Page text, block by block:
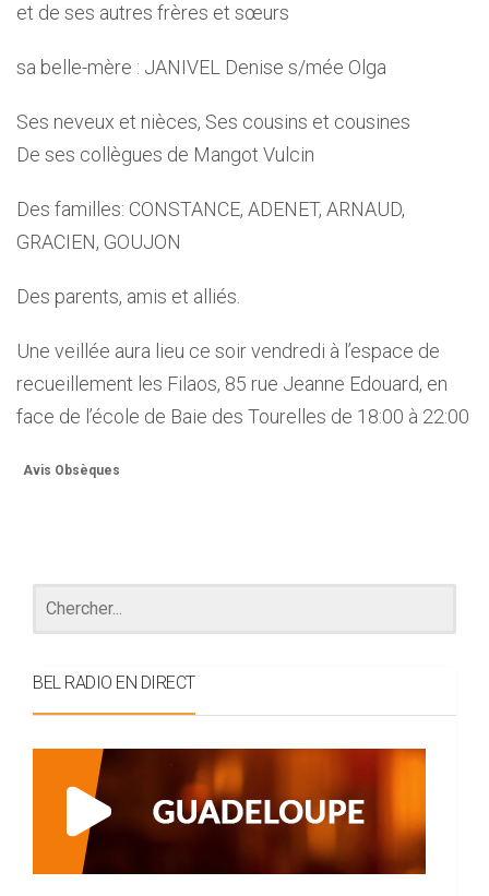
et de ses autres frères et sœurs
sa belle-mère : JANIVEL Denise s/mée Olga
Ses neveux et nièces, Ses cousins et cousines
De ses collègues de Mangot Vulcin
Des familles: CONSTANCE, ADENET, ARNAUD,
GRACIEN, GOUJON
Des parents, amis et alliés.
Une veillée aura lieu ce soir vendredi à l’espace de
recueillement les Filaos, 85 rue Jeanne Edouard, en
face de l’école de Baie des Tourelles de 18:00 à 22:00
Avis Obsèques
BEL RADIO EN DIRECT